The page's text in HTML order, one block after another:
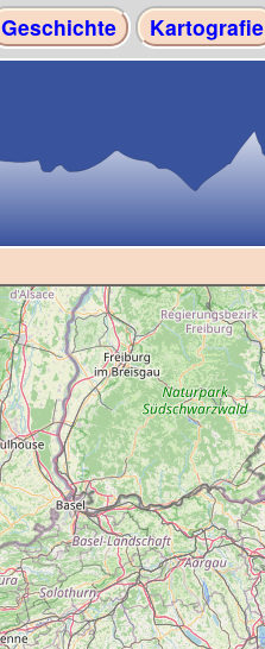
Geschichte Kartografie